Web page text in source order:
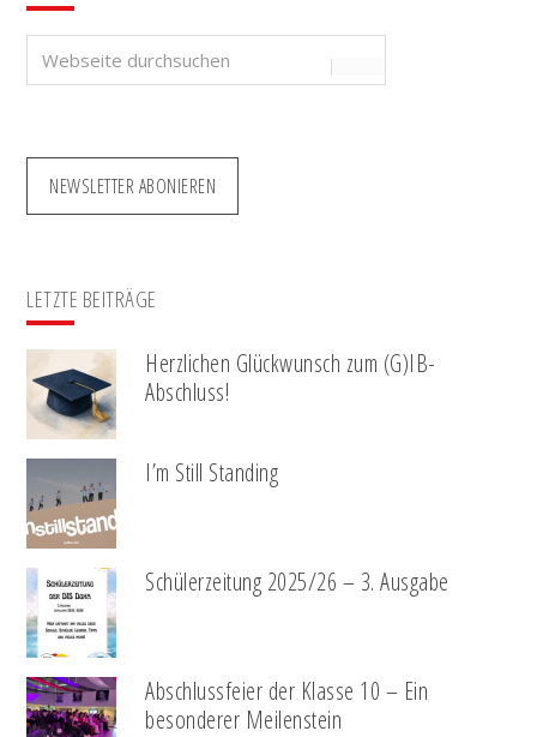
Webseite
NEWSLETTER ABONIEREN
LETZTE BEITRÄGE
Herzlichen Glückwunsch zum (G)IB-
Abschluss!
I’m Still Standing
Schülerzeitung 2025/26 – 3. Ausgabe
Abschlussfeier der Klasse 10 – Ein
besonderer Meilenstein